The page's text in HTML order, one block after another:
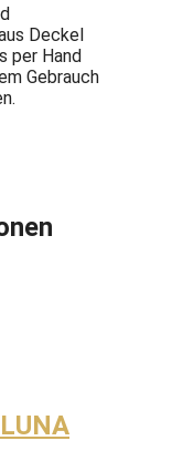
Deckel
per Hand
Gebrauch